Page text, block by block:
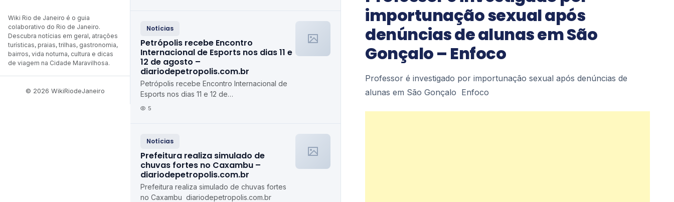
Wiki Rio de Janeiro é o guia
colaborativo do Rio de Janeiro.
Descubra notícias em geral, atrações
turísticas, praias, trilhas, gastronomia,
bairros, vida noturna, cultura e dicas
de viagem na Cidade Maravilhosa.
© 2026 WikiRiodeJaneiro
Notícias
Petrópolis recebe Encontro
Internacional de Esports nos dias 11 e
12 de agosto –
diariodepetropolis.com.br
Petrópolis recebe Encontro Internacional de
Esports nos dias 11 e 12 de
agosto diariodepetropolis.com.br
5
Notícias
Prefeitura realiza simulado de
chuvas fortes no Caxambu –
diariodepetropolis.com.br
Prefeitura realiza simulado de chuvas fortes
no Caxambu diariodepetropolis.com.br
importunação sexual após
denúncias de alunas em São
Gonçalo – Enfoco
Professor é investigado por importunação sexual após denúncias de
alunas em São Gonçalo Enfoco